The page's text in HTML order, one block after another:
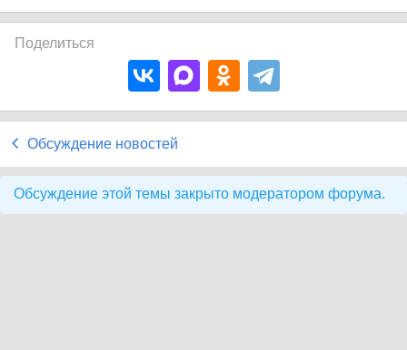
Поделиться
Обсуждение новостей
Обсуждение этой темы закрыто модератором форума.